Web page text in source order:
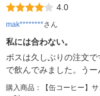
4.0
mak********さん
私には合わない。
ボスは久しぶりの注文
で飲んでみました。う
購入商品：【缶コーヒー】